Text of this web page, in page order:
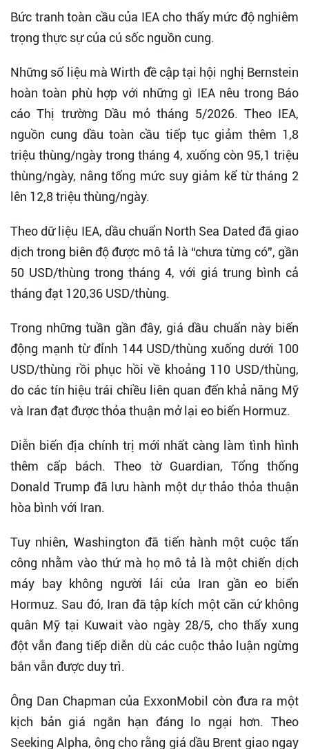
Bức tranh toàn cầu của IEA cho thấy mức độ nghiêm
trọng thực sự của cú sốc nguồn cung.
Những số liệu mà Wirth đề cập tại hội nghị Bernstein
hoàn toàn phù hợp với những gì IEA nêu trong Báo
cáo Thị trường Dầu mỏ tháng 5/2026. Theo IEA,
nguồn cung dầu toàn cầu tiếp tục giảm thêm 1,8
triệu thùng/ngày trong tháng 4, xuống còn 95,1 triệu
thùng/ngày, nâng tổng mức suy giảm kể từ tháng 2
lên 12,8 triệu thùng/ngày.
Theo dữ liệu IEA, dầu chuẩn North Sea Dated đã giao
dịch trong biên độ được mô tả là “chưa từng có”, gần
50 USD/thùng trong tháng 4, với giá trung bình cả
tháng đạt 120,36 USD/thùng.
Trong những tuần gần đây, giá dầu chuẩn này biến
động mạnh từ đỉnh 144 USD/thùng xuống dưới 100
USD/thùng rồi phục hồi về khoảng 110 USD/thùng,
do các tín hiệu trái chiều liên quan đến khả năng Mỹ
và Iran đạt được thỏa thuận mở lại eo biển Hormuz.
Diễn biến địa chính trị mới nhất càng làm tình hình
thêm cấp bách. Theo tờ Guardian, Tổng thống
Donald Trump đã lưu hành một dự thảo thỏa thuận
hòa bình với Iran.
Tuy nhiên, Washington đã tiến hành một cuộc tấn
công nhằm vào thứ mà họ mô tả là một chiến dịch
máy bay không người lái của Iran gần eo biển
Hormuz. Sau đó, Iran đã tập kích một căn cứ không
quân Mỹ tại Kuwait vào ngày 28/5, cho thấy xung
đột vẫn đang tiếp diễn dù các cuộc thảo luận ngừng
bắn vẫn được duy trì.
Ông Dan Chapman của ExxonMobil còn đưa ra một
kịch bản giá ngắn hạn đáng lo ngại hơn. Theo
Seeking Alpha, ông cho rằng giá dầu Brent giao ngay